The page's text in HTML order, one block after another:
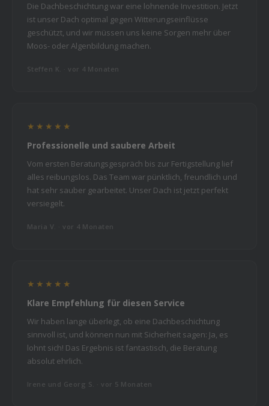
Die Dachbeschichtung war eine lohnende Investition. Jetzt
ist unser Dach optimal gegen Witterungseinflüsse
geschützt, und wir müssen uns keine Sorgen mehr über
Moos- oder Algenbildung machen.
Steffen K. · vor 4 Monaten
★★★★★
Professionelle und saubere Arbeit
Vom ersten Beratungsgespräch bis zur Fertigstellung lief
alles reibungslos. Das Team war pünktlich, freundlich und
hat sehr sauber gearbeitet. Unser Dach ist jetzt perfekt
versiegelt.
Maria V. · vor 4 Monaten
★★★★★
Klare Empfehlung für diesen Service
Wir haben lange überlegt, ob eine Dachbeschichtung
sinnvoll ist, und können nun mit Sicherheit sagen: Ja, es
lohnt sich! Das Ergebnis ist fantastisch, die Beratung
absolut ehrlich.
Irene und Georg S. · vor 5 Monaten